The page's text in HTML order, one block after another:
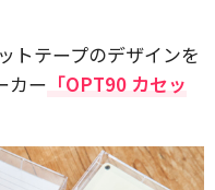
トテープのデザインを
カー 「OPT90 カセッ